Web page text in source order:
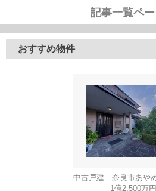
記事一覧ペ
おすすめ物件
中古戸建 奈良市あや
1億2,500万円